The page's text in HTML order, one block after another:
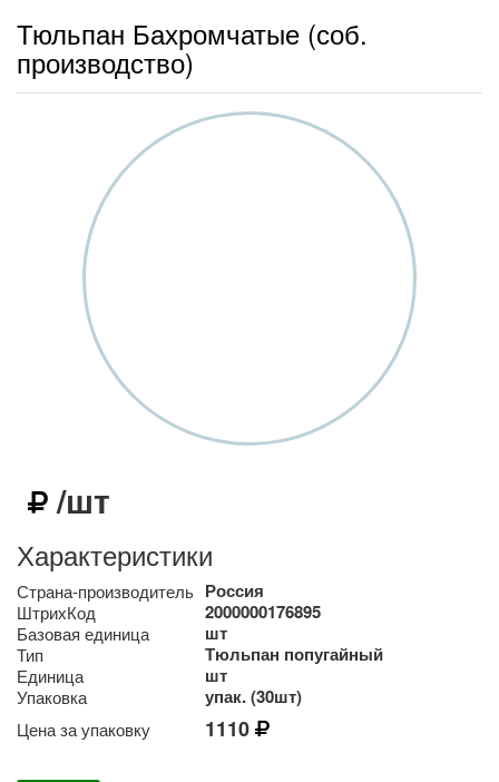
Тюльпан Бахромчатые (соб.
производство)
/шт
Характеристики
Страна-производитель Россия
ШтрихКод 2000000176895
Базовая единица шт
Тип Тюльпан попугайный
Единица шт
Упаковка упак. (30шт)
Цена за упаковку 1110